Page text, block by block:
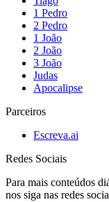
1 Pedro
2 Pedro
1 João
2 João
3 João
Judas
Apocalipse
Parceiros
Escreva.ai
Redes Sociais
Para mais conteúdos
nos siga nas redes